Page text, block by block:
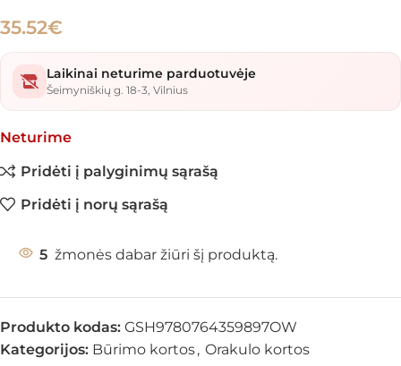
35.52€
Laikinai neturime parduotuvėje
Šeimyniškių g. 18-3, Vilnius
Neturime
Pridėti į palyginimų sąrašą
Pridėti į norų sąrašą
5 žmonės dabar žiūri šį produktą.
Produkto kodas: GSH9780764359897OW
Kategorijos: Būrimo kortos, Orakulo kortos